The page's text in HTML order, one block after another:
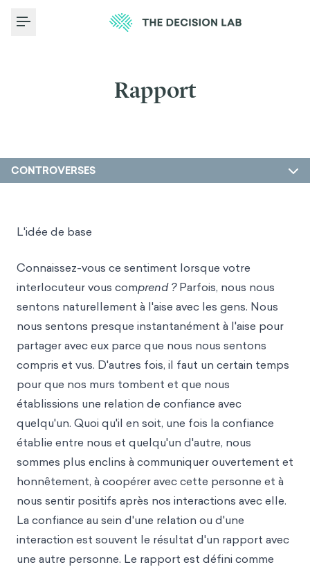
Toggle Menu
Rapport
CONTROVERSES
L'idée de base
Connaissez-vous ce sentiment lorsque votre
interlocuteur vous comprend ?Parfois, nous nous
sentons naturellement à l'aise avec les gens. Nous
nous sentons presque instantanément à l'aise pour
partager avec eux parce que nous nous sentons
compris et vus. D'autres fois, il faut un certain temps
pour que nos murs tombent et que nous
établissions une relation de confiance avec
quelqu'un. Quoi qu'il en soit, une fois la confiance
établie entre nous et quelqu'un d'autre, nous
sommes plus enclins à communiquer ouvertement et
honnêtement, à coopérer avec cette personne et à
nous sentir positifs après nos interactions avec elle.
La confiance au sein d'une relation ou d'une
interaction est souvent le résultat d'un rapport avec
une autre personne. Le rapport est défini comme